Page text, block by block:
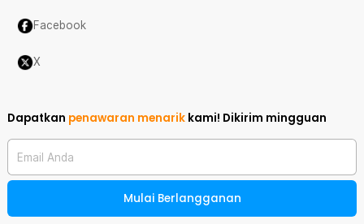
Facebook
X
Dapatkan penawaran menarik kami! Dikirim mingguan
Email Anda
Mulai Berlangganan